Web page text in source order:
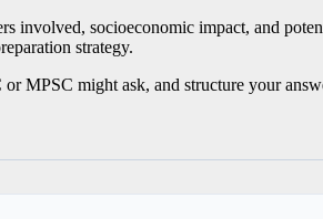
involved, socioeconomic impact, and
strategy.
MPSC might ask, and structure your